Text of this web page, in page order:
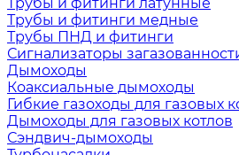
Трубы и фитинги медные
Трубы ПНД и фитинги
Сигнализаторы
Дымоходы
Коаксиальные дымоходы
Гибкие газоходы для газовых
Дымоходы для газовых котлов
Сэндвич-дымоходы